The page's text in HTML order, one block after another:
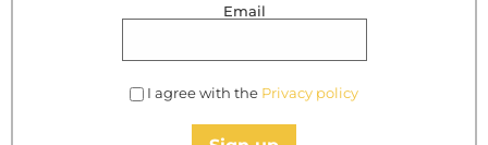
Email
I agree with the Privacy policy